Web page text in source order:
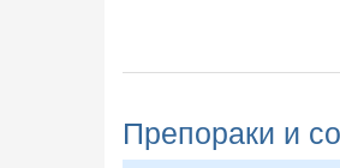
Препораки и